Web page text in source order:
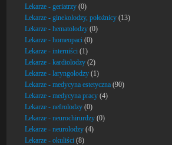
Lekarze - geriatrzy (0)
Lekarze - ginekolodzy, położnicy (13)
Lekarze - hematolodzy (0)
Lekarze - homeopaci (0)
Lekarze - interniści (1)
Lekarze - kardiolodzy (2)
Lekarze - laryngolodzy (1)
Lekarze - medycyna estetyczna (90)
Lekarze - medycyna pracy (4)
Lekarze - nefrolodzy (0)
Lekarze - neurochirurdzy (0)
Lekarze - neurolodzy (4)
Lekarze - okuliści (8)